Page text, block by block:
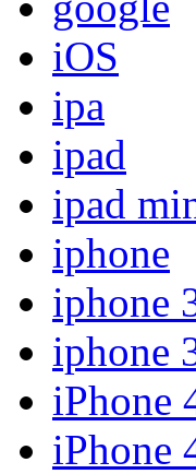
iOS
ipa
ipad
ipad
iphone
iphone
iphone
iPhone
iPhone